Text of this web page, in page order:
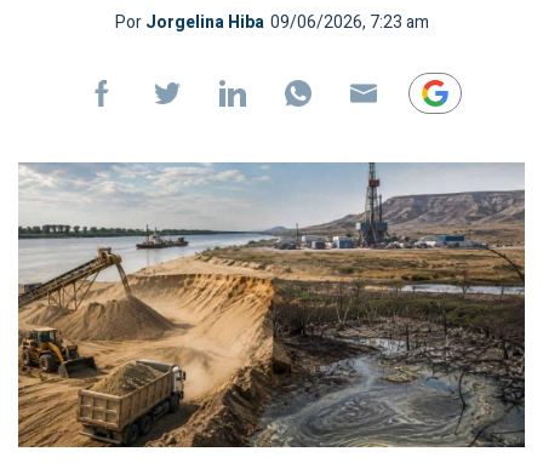
PorJorgelina Hiba 09/06/2026, 7:23 am